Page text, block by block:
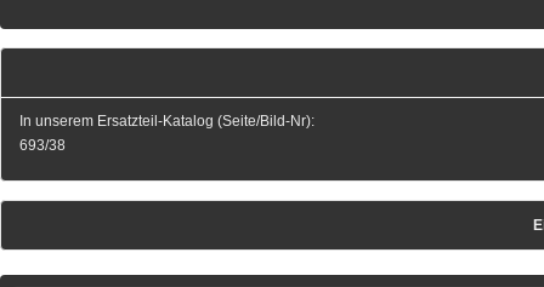
In unserem Ersatzteil-Katalog (Seite/Bild-Nr):
693/38